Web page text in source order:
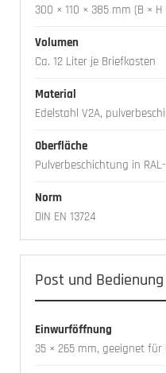
300 × 110 × 385 mm (B × H
Volumen
Ca. 12 Liter je Briefkasten
Material
Edelstahl V2A,
Oberfläche
Pulverbeschichtung in
Norm
DIN EN 13724
Post und Bedienung
Einwurföffnung
35 × 265 mm, geeignet für